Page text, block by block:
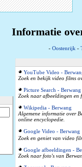
Informatie
- Oostenrijk-
YouTube Video -
Zoek en bekijk video films
Picture Search - Berwang
Zoek naar afbeeldingen en
Wikipedia - Berwang
Algemene informatie over
online encyclopedie.
Google Video - Berwang
Zoek en geniet van video
Google afbeeldingen -
Zoek naar foto's van